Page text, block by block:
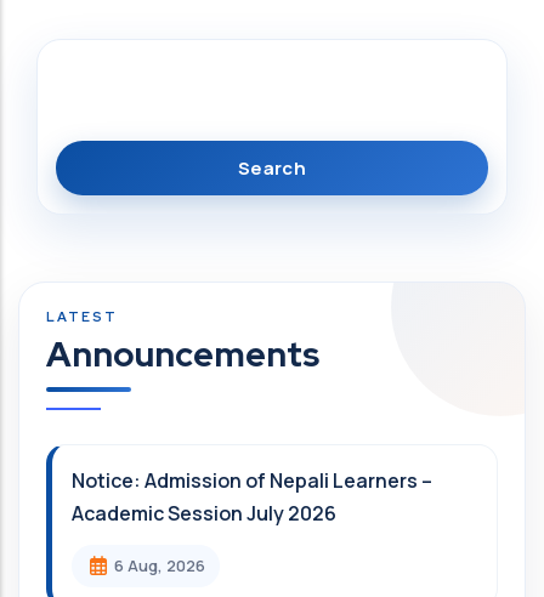
Announcements
Notice: Admission of Nepali Learners –
Academic Session July 2026
6 Aug, 2026